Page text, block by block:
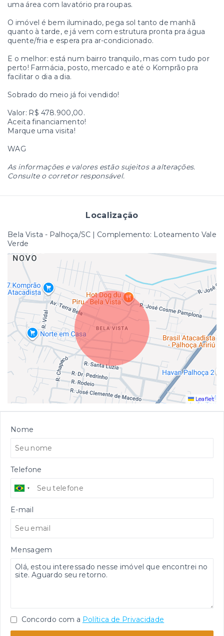
uma área com lavatório pra roupas.
O imóvel é bem iluminado, pega sol tanto de manhã
quanto à tarde, e já vem com estrutura pronta pra água
quente/fria e espera pra ar-condicionado.
E o melhor: está num bairro tranquilo, mas com tudo por
perto! Farmácia, posto, mercado e até o Komprão pra
facilitar o dia a dia.
Sobrado do meio já foi vendido!
Valor: R$ 478.900,00.
Aceita financiamento!
Marque uma visita!
WAG
As informações e valores estão sujeitos a alterações.
Consulte o corretor responsável.
Localização
Bela Vista - Palhoça/SC | Complemento: Loteamento Vale
Verde
Leaflet
Nome
Telefone
E-mail
Mensagem
Concordo com a Política de Privacidade